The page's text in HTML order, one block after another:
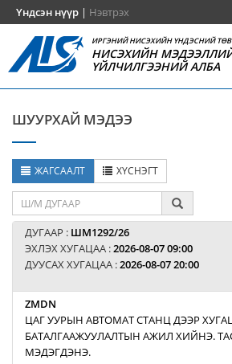
Үндсэн нүүр | Нэвтрэх
ИРГЭНИЙ НИСЭХИЙН ҮНДЭСНИЙ ТӨВ
НИСЭХИЙН
ҮЙЛЧИЛГЭЭНИЙ АЛБА
ШУУРХАЙ МЭДЭЭ
ЖАГСААЛТ ХҮСНЭГТ
ДУГААР : ШМ1292/26
ЭХЛЭХ ХУГАЦАА :2026-08-07 09:00
ДУУСАХ ХУГАЦАА :2026-08-07 20:00
ZMDN
ЦАГ УУРЫН АВТОМАТ СТАНЦ ДЭЭР
БАТАЛГААЖУУЛАЛТЫН АЖИЛ ХИЙНЭ.
МЭДЭГДЭНЭ.